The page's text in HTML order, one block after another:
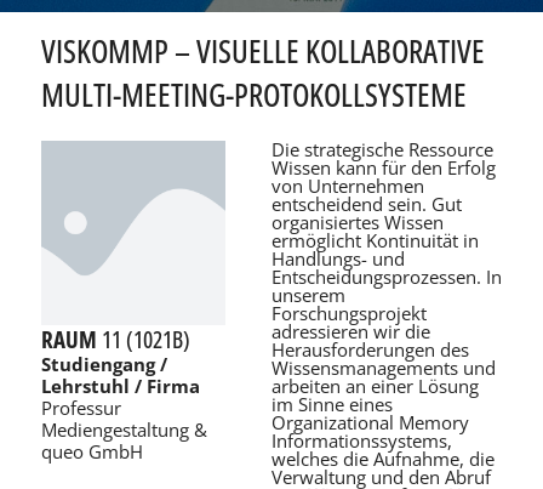
VISKOMMP – VISUELLE KOLLABORATIVE
MULTI-MEETING-PROTOKOLLSYSTEME
RAUM 11 (1021B)
Studiengang /
Lehrstuhl / Firma
Professur
Mediengestaltung &
queo GmbH
Die strategische Ressource
Wissen kann für den Erfolg
von Unternehmen
entscheidend sein. Gut
organisiertes Wissen
ermöglicht Kontinuität in
Handlungs- und
Entscheidungsprozessen. In
unserem
Forschungsprojekt
adressieren wir die
Herausforderungen des
Wissensmanagements und
arbeiten an einer Lösung
im Sinne eines
Organizational Memory
Informationssystems,
welches die Aufnahme, die
Verwaltung und den Abruf